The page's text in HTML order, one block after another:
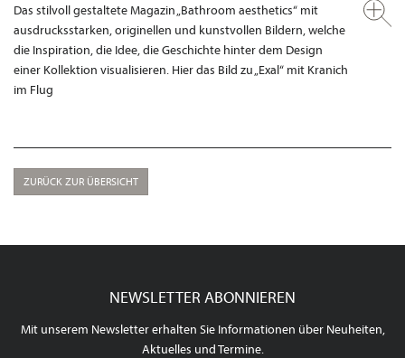
Das stilvoll gestaltete Magazin „Bathroom aesthetics“ mit
ausdrucksstarken, originellen und kunstvollen Bildern, welche
die Inspiration, die Idee, die Geschichte hinter dem Design
einer Kollektion visualisieren. Hier das Bild zu „Exal“ mit Kranich
im Flug
ZURÜCK ZUR ÜBERSICHT
NEWSLETTER ABONNIEREN
Mit unserem Newsletter erhalten Sie Informationen über Neuheiten,
Aktuelles und Termine.